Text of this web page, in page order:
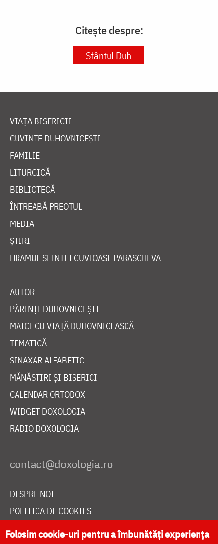
Citește despre:
Sfântul Duh
VIAȚA BISERICII
CUVINTE DUHOVNICEȘTI
FAMILIE
LITURGICĂ
BIBLIOTECĂ
ÎNTREABĂ PREOTUL
MEDIA
ȘTIRI
HRAMUL SFINTEI CUVIOASE PARASCHEVA
AUTORI
PĂRINȚI DUHOVNICEȘTI
MAICI CU VIAȚĂ DUHOVNICEASCĂ
TEMATICĂ
SINAXAR ALFABETIC
MĂNĂSTIRI ȘI BISERICI
CALENDAR ORTODOX
WIDGET DOXOLOGIA
RADIO DOXOLOGIA
DESPRE NOI
POLITICA DE COOKIES
DONEAZĂ ONLINE PENTRU CATEDRALA NAȚIONALĂ
Folosim cookie-uri pentru a îmbunătăți experiența